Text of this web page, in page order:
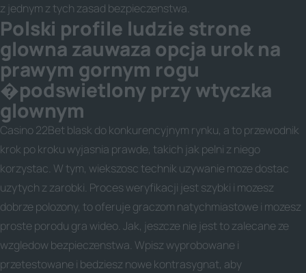
z jednym z tych zasad bezpieczenstwa.
Polski profile ludzie strone
glowna zauwaza opcja urok na
prawym gornym rogu
�podswietlony przy wtyczka
glownym
Casino 22Bet blask do konkurencyjnym rynku, a to przewodnik
krok po kroku wyjasnia prawde, takich jak pelni z niego
korzystac. W tym, wiekszosc technik uzywanie moze dostac
uzytych z zarobki. Proces weryfikacji jest szybki i mozesz
dobrze polozony, to oferuje graczom natychmiastowe i mozesz
proste porodu gra wideo. Jak, jeszcze nie jest to zalecane ze
wzgledow bezpieczenstwa. Wpisz wyprobowane i
przetestowane i bedziesz nowe kontrasygnat, aby